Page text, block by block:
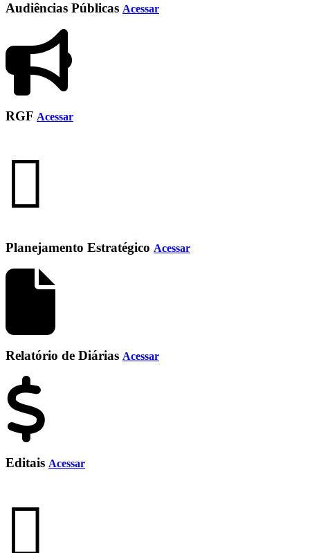
Audiências Públicas Acessar
RGF Acessar
Planejamento Estratégico Acessar
Relatório de Diárias Acessar
Editais Acessar